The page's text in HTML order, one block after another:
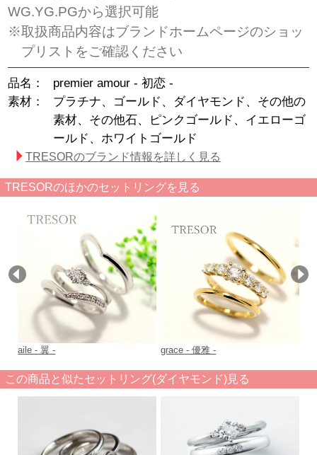
WG.YG.PGから選択可能
※取扱商品内容はブランドホームページのショッ
プリストをご確認ください
品名：
premier amour - 初恋 -
素材：
プラチナ、ゴールド、ダイヤモンド、その他の
素材、その他石、ピンクゴールド、イエローゴ
ールド、ホワイトゴールド
TRESORのブランド情報を詳しく見る
TRESORのほかのセットリングを見る
aile - 翼 - grace - 優雅 -
この商品と似たセットリング(ダイヤモンド)見る